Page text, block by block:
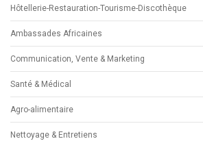
Hôtellerie-Restauration-Tourisme-Discothèque
Ambassades Africaines
Communication, Vente & Marketing
Santé & Médical
Agro-alimentaire
Nettoyage & Entretiens